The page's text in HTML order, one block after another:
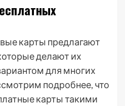
карты предлагают
делают их
для многих
подробнее, что
карты такими